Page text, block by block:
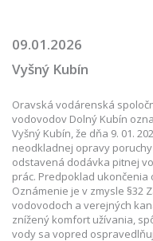
09.01.2026
Vyšný Kubín
Oravská vodárenská
vodovodov Dolný Kubín
Vyšný Kubín, že dňa 9. 01.
neodkladnej opravy
odstavená dodávka pitnej
prác. Predpoklad ukončenia
Oznámenie je v zmysle §32
vodovodoch a verejných
znížený komfort užívania,
vody sa vopred